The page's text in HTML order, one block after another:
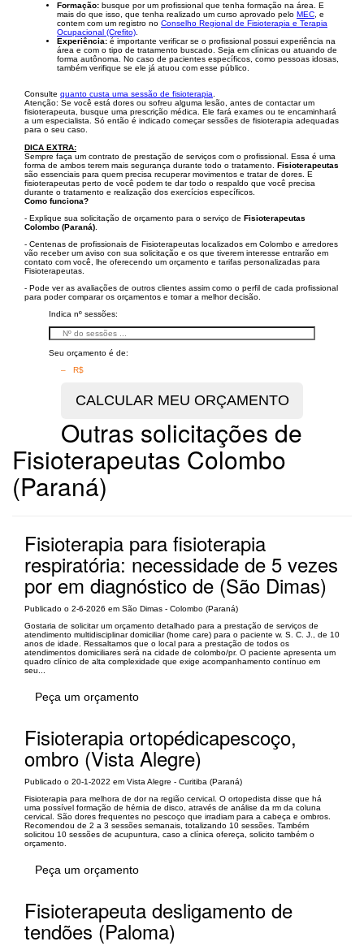
Formação: busque por um profissional que tenha formação na área. E
mais do que isso, que tenha realizado um curso aprovado pelo MEC , e
contem com um registro no Conselho Regional de Fisioterapia e Terapia
Ocupacional (Crefito)
Experiência: é importante verificar se o profissional possui experiência na
área e com o tipo de tratamento buscado. Seja em clínicas ou atuando de
forma autônoma. No caso de pacientes específicos, como pessoas idosas,
também verifique se ele já atuou com esse público.
Consulte quanto custa uma sessão de fisioterapia
Atenção: Se você está dores ou sofreu alguma lesão, antes de contactar um
fisioterapeuta, busque uma prescrição médica. Ele fará exames ou te encaminhará
a um especialista. Só então é indicado começar sessões de fisioterapia adequadas
para o seu caso.
DICA EXTRA:
Sempre faça um contrato de prestação de serviços com o profissional. Essa é uma
forma de ambos terem mais segurança durante todo o tratamento. Fisioterapeutas
são essenciais para quem precisa recuperar movimentos e tratar de dores. E
fisioterapeutas perto de você podem te dar todo o respaldo que você precisa
durante o tratamento e realização dos exercícios específicos.
Como funciona?
- Explique sua solicitação de orçamento para o serviço de Fisioterapeutas
Colombo (Paraná)
- Centenas de profissionais de Fisioterapeutas localizados em Colombo e arredores
vão receber um aviso con sua solicitação e os que tiverem interesse entrarão em
contato com você, lhe oferecendo um orçamento e tarifas personalizadas para
Fisioterapeutas.
- Pode ver as avaliações de outros clientes assim como o perfil de cada profissional
para poder comparar os orçamentos e tomar a melhor decisão.
Indica nº sessões:
Seu orçamento é de:
– R$
Outras solicitações de
Fisioterapeutas Colombo
(Paraná)
Fisioterapia para fisioterapia
respiratória: necessidade de 5 vezes
por em diagnóstico de (São Dimas)
Publicado o 2-6-2026 em São Dimas - Colombo (Paraná)
Gostaria de solicitar um orçamento detalhado para a prestação de serviços de
atendimento multidisciplinar domiciliar (home care) para o paciente w. S. C. J., de 10
anos de idade. Ressaltamos que o local para a prestação de todos os
atendimentos domiciliares será na cidade de colombo/pr. O paciente apresenta um
quadro clínico de alta complexidade que exige acompanhamento contínuo em
seu...
Peça um orçamento
Fisioterapia ortopédicapescoço,
ombro (Vista Alegre)
Publicado o 20-1-2022 em Vista Alegre - Curitiba (Paraná)
Fisioterapia para melhora de dor na região cervical. O ortopedista disse que há
uma possível formação de hérnia de disco, através de análise da rm da coluna
cervical. São dores frequentes no pescoço que irradiam para a cabeça e ombros.
Recomendou de 2 a 3 sessões semanais, totalizando 10 sessões. Também
solicitou 10 sessões de acupuntura, caso a clínica ofereça, solicito também o
orçamento.
Peça um orçamento
Fisioterapeuta desligamento de
tendões (Paloma)